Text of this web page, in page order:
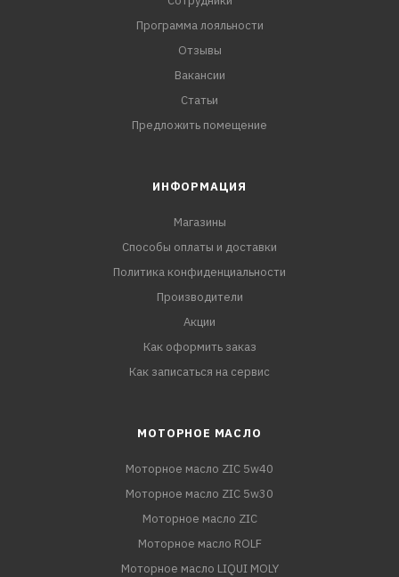
Программа лояльности
Отзывы
Вакансии
Статьи
Предложить помещение
ИНФОРМАЦИЯ
Магазины
Способы оплаты и доставки
Политика конфиденциальности
Производители
Акции
Как оформить заказ
Как записаться на сервис
МОТОРНОЕ МАСЛО
Моторное масло ZIC 5w40
Моторное масло ZIC 5w30
Моторное масло ZIC
Моторное масло ROLF
Моторное масло LIQUI MOLY